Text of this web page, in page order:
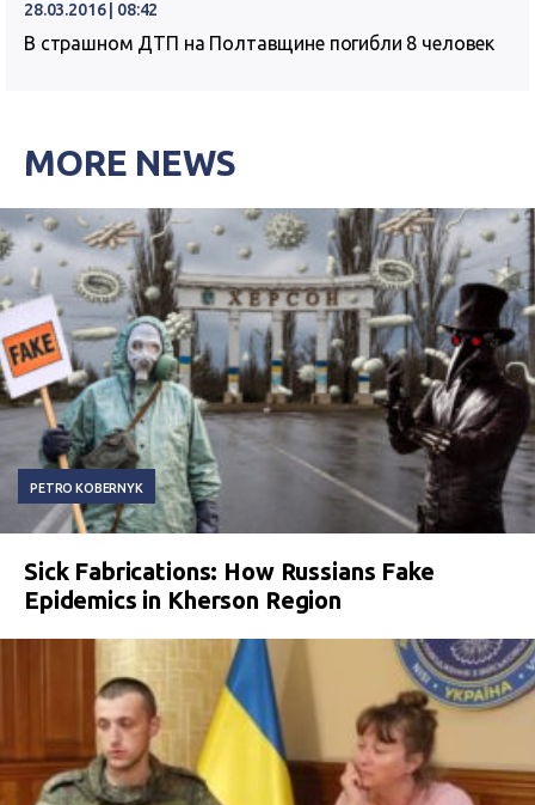
28.03.2016 | 08:42
В страшном ДТП на Полтавщине погибли 8 человек
MORE NEWS
PETRO KOBERNYK
Sick Fabrications: How Russians Fake
Epidemics in Kherson Region